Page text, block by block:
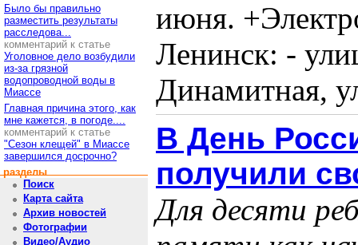
Было бы правильно
разместить результаты
расследова...
комментарий к статье
Уголовное дело возбудили
из-за грязной
водопроводной воды в
Миассе
Главная причина этого, как
мне кажется, в погоде....
комментарий к статье
"Сезон клещей" в Миассе
завершился досрочно?
разделы
Поиск
Карта сайта
Архив новостей
Фотографии
Видео/Аудио
июня.
Ленинск: -
Динамитная,
В День
получили
Для десяти